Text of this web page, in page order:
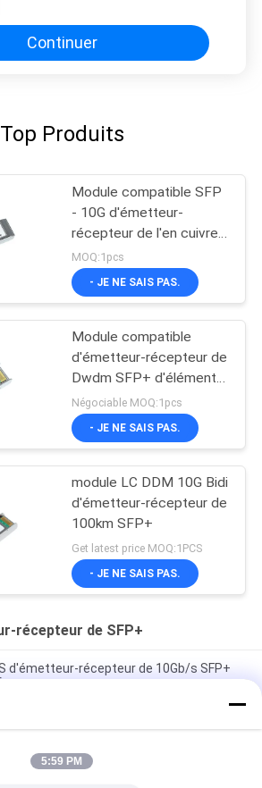
Continuer
Top Produits
Module compatible SFP
- 10G d'émetteur-
récepteur de l'en cuivre
SFP+ de Cisco -
connecteur de T RJ45
MOQ:1pcs
- JE NE SAIS PAS.
Module compatible
d'émetteur-récepteur de
Dwdm SFP+ d'élément
moteur 26db de Cisco
SFP 10G 100KM
Négociable MOQ:1pcs
- JE NE SAIS PAS.
module LC DDM 10G Bidi
d'émetteur-récepteur de
100km SFP+
Get latest price MOQ:1PCS
- JE NE SAIS PAS.
récepteur de SFP+
d'émetteur-récepteur de 10Gb/s SFP+
25 Gbps 40KM 1270/1310nm 40KM
récepteurs à fibre optique Ethernet
5:59 PM